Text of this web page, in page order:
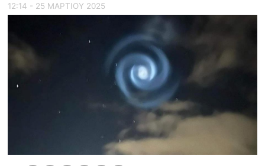
12:14 - 25 ΜΑΡΤΙΟΥ 2025